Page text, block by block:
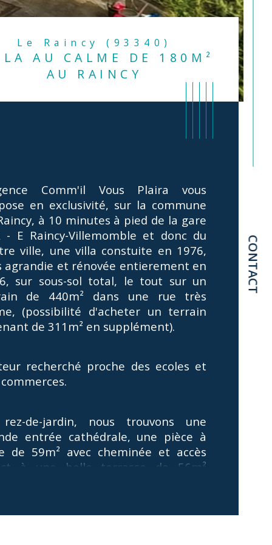
CONTACT
Le Raincy (93340)
AU CALME DE 180M²
AU RAINCY
Valeurs
de chambre(s)
de pièces
de niveaux
Comm'il Vous Plaira vous
en exclusivité, sur la commune
à 10 minutes à pied de la gare
- E Raincy-Villemomble et donc du
ville, une villa constuite en 1976,
agrandie et rénovée entierement en
sur sous-sol total, le tout sur un
de 440m² dans une rue très
(possibilité d'acheter un terrain
de 311m² en supplément).
recherché proche des ecoles et
de-jardin, nous trouvons une
entrée cathédrale, une pièce à
de 59m² avec cheminée et accès
à une belle terrasse de 56m²
une buanderie, un cagibi.